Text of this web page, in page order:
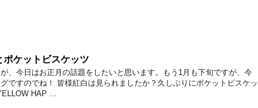
ポケットビスケッツ
、今日はお正月の話題をしたいと思います。もう1月も下旬ですが、今
ですのでね！ 皆様紅白は見られましたか？久しぶりにポケットビスケッ
HAP ...